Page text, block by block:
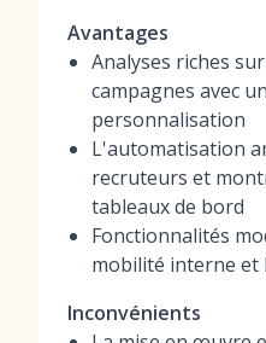
Avantages
Analyses riches
campagnes avec
personnalisation
L'automatisation
recruteurs et
tableaux de bord
Fonctionnalités
mobilité interne et
Inconvénients